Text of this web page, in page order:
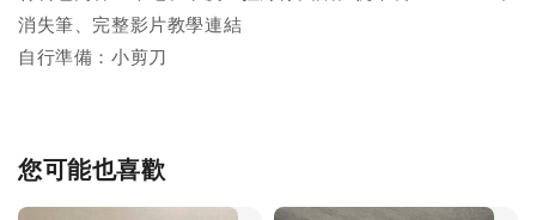
消失筆、完整影片教學連結
自行準備：小剪刀
您可能也喜歡